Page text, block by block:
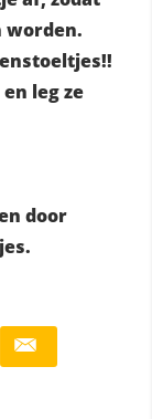
worden.
leg ze
door